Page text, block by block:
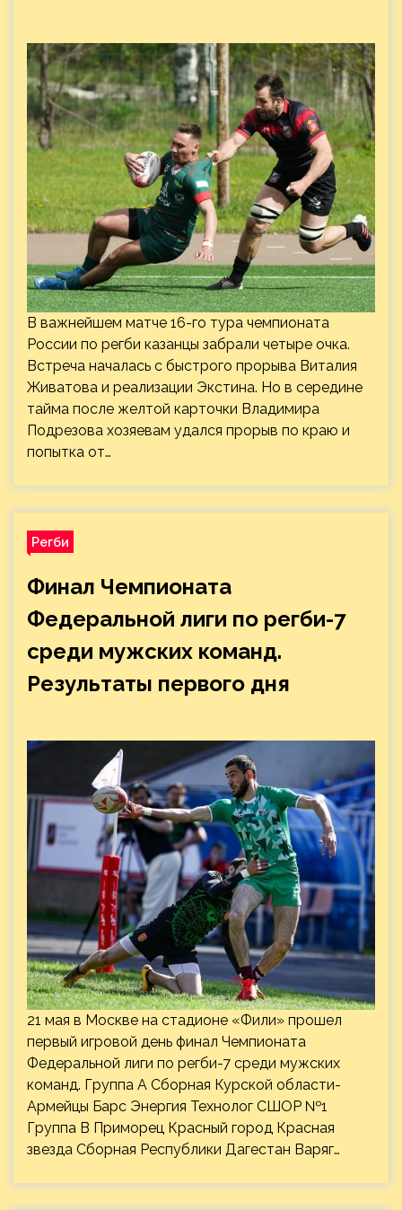
В важнейшем матче 16-го тура чемпионата
России по регби казанцы забрали четыре очка.
Встреча началась с быстрого прорыва Виталия
Живатова и реализации Экстина. Но в середине
тайма после желтой карточки Владимира
Подрезова хозяевам удался прорыв по краю и
попытка от…
Регби
Финал Чемпионата
Федеральной лиги по регби-7
среди мужских команд.
Результаты первого дня
21 мая в Москве на стадионе «Фили» прошел
первый игровой день финал Чемпионата
Федеральной лиги по регби-7 среди мужских
команд. Группа А Сборная Курской области-
Армейцы Барс Энергия Технолог СШОР №1
Группа В Приморец Красный город Красная
звезда Сборная Республики Дагестан Варяг…